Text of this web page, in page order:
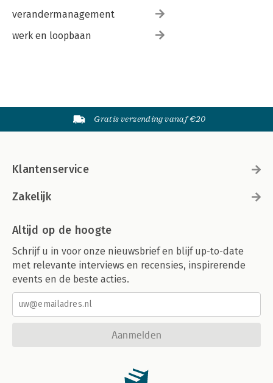
verandermanagement
werk en loopbaan
Gratis verzending vanaf €20
Klantenservice
Zakelijk
Altijd op de hoogte
Schrijf u in voor onze nieuwsbrief en blijf up-to-date
met relevante interviews en recensies, inspirerende
events en de beste acties.
Aanmelden